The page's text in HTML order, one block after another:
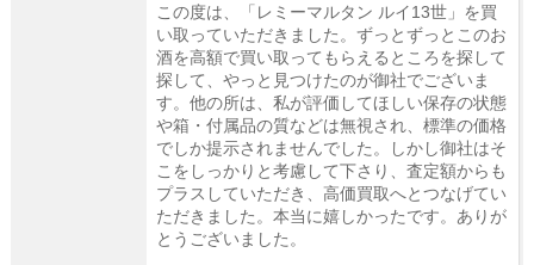
この度は、「レミーマルタン ルイ13世」を買
い取っていただきました。ずっとずっとこのお
酒を高額で買い取ってもらえるところを探して
探して、やっと見つけたのが御社でございま
す。他の所は、私が評価してほしい保存の状態
や箱・付属品の質などは無視され、標準の価格
でしか提示されませんでした。しかし御社はそ
こをしっかりと考慮して下さり、査定額からも
プラスしていただき、高価買取へとつなげてい
ただきました。本当に嬉しかったです。ありが
とうございました。